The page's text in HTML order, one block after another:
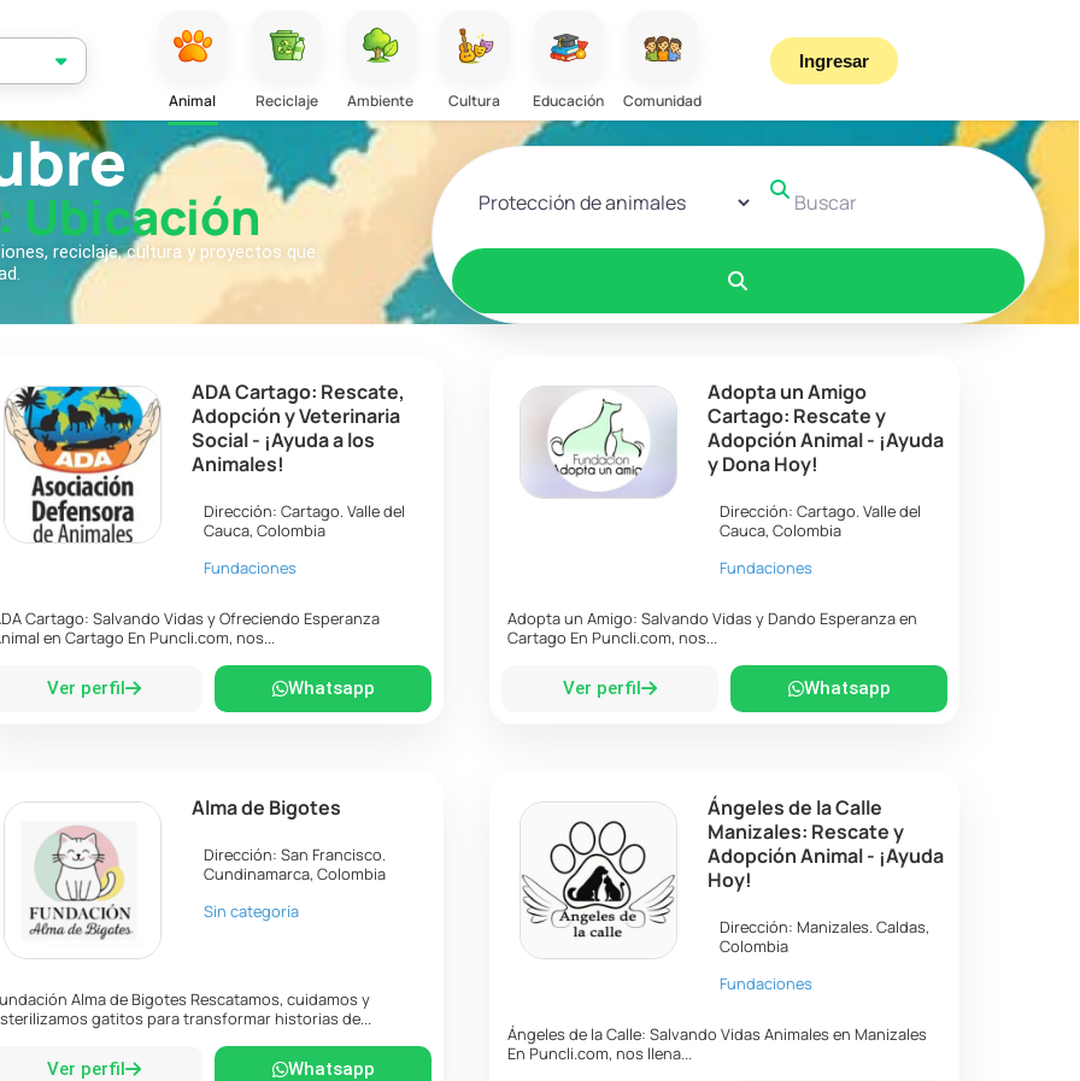
Animal Reciclaje Ambiente Cultura Educación Comunidad
Ingresar
Ubicación
reciclaje, cultura y proyectos que
Seleccionar el formulario de búsquedaBuscar
ADA Cartago: Rescate,
Adopción y Veterinaria
Social - ¡Ayuda a los
Animales!
Dirección:Cartago.Valle del
Cauca,Colombia
Fundaciones
Cartago: Salvando Vidas y Ofreciendo Esperanza
en Cartago En Puncli.com, nos...
Ver perfil Whatsapp
Adopta un Amigo
Cartago: Rescate y
Adopción Animal - ¡Ayuda
y Dona Hoy!
Dirección:Cartago.Valle del
Cauca,Colombia
Fundaciones
Adopta un Amigo: Salvando Vidas y Dando Esperanza en
Cartago En Puncli.com, nos...
Ver perfil Whatsapp
Alma de Bigotes
Dirección:San Francisco.
Cundinamarca,Colombia
Sin categoría
Alma de Bigotes Rescatamos, cuidamos y
gatitos para transformar historias de...
Ver perfil Whatsapp
Ángeles de la Calle
Manizales: Rescate y
Adopción Animal - ¡Ayuda
Hoy!
Dirección: Manizales.Caldas,
Colombia
Fundaciones
Ángeles de la Calle: Salvando Vidas Animales en Manizales
En Puncli.com, nos llena...